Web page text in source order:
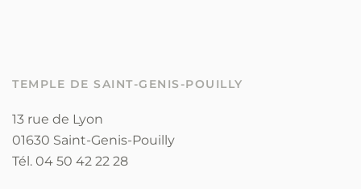
TEMPLE DE SAINT-GENIS-POUILLY
13 rue de Lyon
01630 Saint-Genis-Pouilly
Tél. 04 50 42 22 28